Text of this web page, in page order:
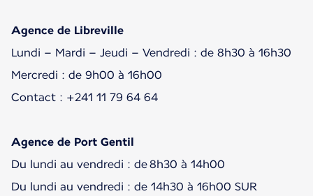
Agence de Libreville
Lundi – Mardi – Jeudi – Vendredi : de 8h30 à 16h30
Mercredi : de 9h00 à 16h00
Contact : +241 11 79 64 64
Agence de Port Gentil
Du lundi au vendredi : de 8h30 à 14h00
Du lundi au vendredi : de 14h30 à 16h00 SUR